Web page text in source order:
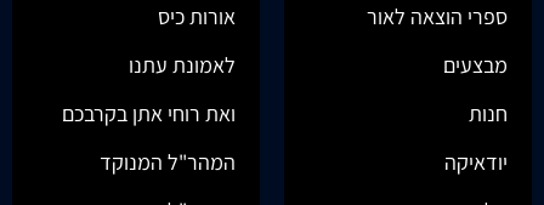
ספרי הוצאה לאור
מבצעים
חנות
יודאיקה
אורות כיס
לאמונת עתנו
ואת רוחי אתן בקרבכם
המהר"ל המנוקד